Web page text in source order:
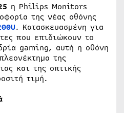
η Philips Monitors
της νέας οθόνης
. Κατασκευασμένη για
που επιδιώκουν το
gaming, αυτή η οθόνη
της
και της οπτικής
τιμή.